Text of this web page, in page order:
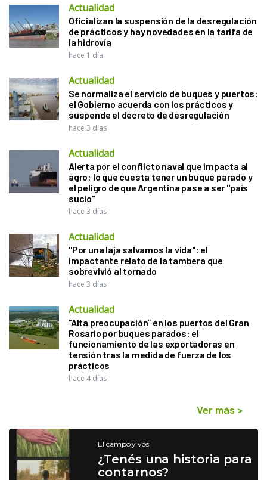
Actualidad
Oficializan la suspensión de la desregulación
de prácticos y hay novedades en la tarifa de
la hidrovía
hace 1 día
Actualidad
Se normaliza el servicio de buques y puertos:
el Gobierno acuerda con los prácticos y
suspende el decreto de desregulación
hace 3 días
Actualidad
Alerta por el conflicto naval que impacta al
agro: lo que cuesta tener un buque parado y
el peligro de que Argentina pase a ser "país
sucio"
hace 3 días
Actualidad
"Por una laja salvamos la vida": el
impactante relato de la tambera que
sobrevivió al tornado
hace 3 días
Actualidad
“Alta preocupación” en los puertos del Gran
Rosario por buques parados: el
funcionamiento de las exportadoras en
tensión tras la medida de fuerza de los
prácticos
hace 4 días
Ver más >
El campo y vos
¿Tenés una historia para
contarnos?